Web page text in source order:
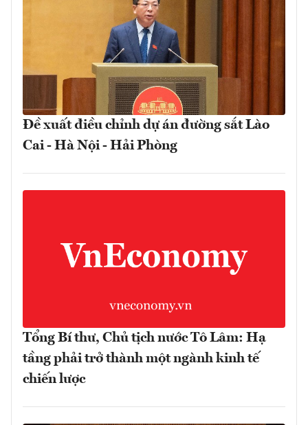
Đề xuất điều chỉnh dự án đường sắt Lào
Cai - Hà Nội - Hải Phòng
Tổng Bí thư, Chủ tịch nước Tô Lâm: Hạ
tầng phải trở thành một ngành kinh tế
chiến lược